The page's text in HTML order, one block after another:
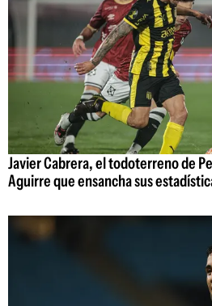
Javier Cabrera, el todoterreno de
Aguirre que ensancha sus